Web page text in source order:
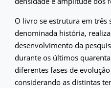
O livro se estrutura em três
denominada história,
desenvolvimento da
durante os últimos
diferentes fases de
considerando as distintas